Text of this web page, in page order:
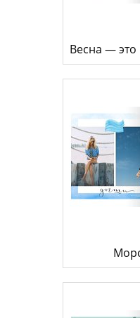
Весна — это